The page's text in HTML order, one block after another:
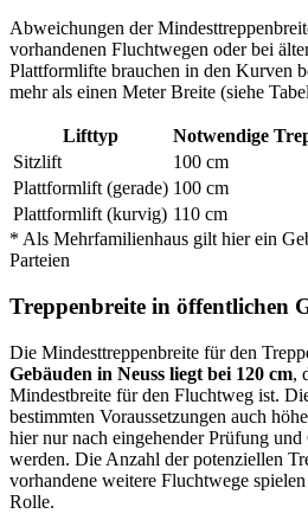
Abweichungen der
vorhandenen Fluchtwegen oder bei
Plattformlifte brauchen in den Kurven
mehr als einen Meter Breite (siehe
Lifttyp
Notwendige
Sitzlift
100 cm
Plattformlift (gerade) 100 cm
Plattformlift (kurvig) 110 cm
* Als Mehrfamilienhaus gilt hier ein
Parteien
Treppenbreite in öffentlichen
Die Mindesttreppenbreite für den
Gebäuden in Neuss liegt bei 120 cm,
Mindestbreite für den Fluchtweg ist.
bestimmten Voraussetzungen auch
hier nur nach eingehender Prüfung
werden. Die Anzahl der potenziellen
vorhandene weitere Fluchtwege
Rolle.